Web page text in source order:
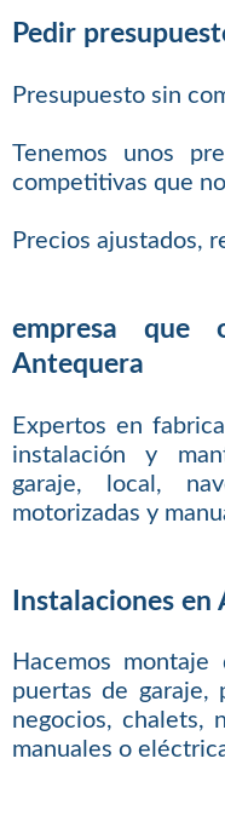
Pedir
Presupuesto sin
Tenemos unos
competitivas que
Precios ajustados,
empresa que
Antequera
Expertos en
instalación y
garaje, local,
motorizadas y
Instalaciones en
Hacemos
puertas de garaje,
negocios, chalets,
manuales o